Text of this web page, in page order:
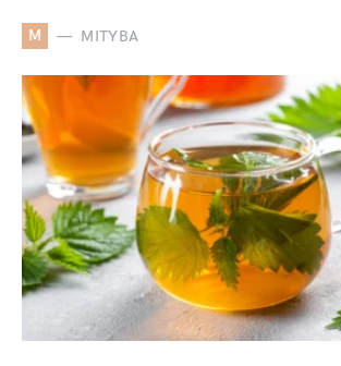
M MITYBA